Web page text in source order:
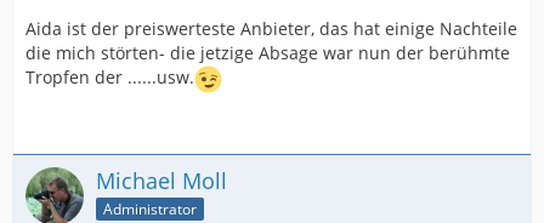
Aida ist der preiswerteste Anbieter, das hat einige Nachteile
die mich störten- die jetzige Absage war nun der berühmte
Tropfen der ......usw.
Michael Moll
Administrator